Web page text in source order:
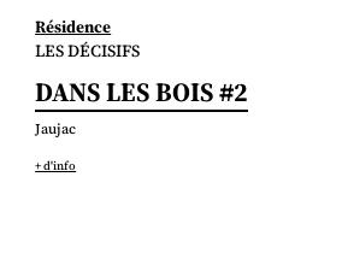
Résidence
LES DÉCISIFS
DANS LES BOIS #2
Jaujac
+ d'info